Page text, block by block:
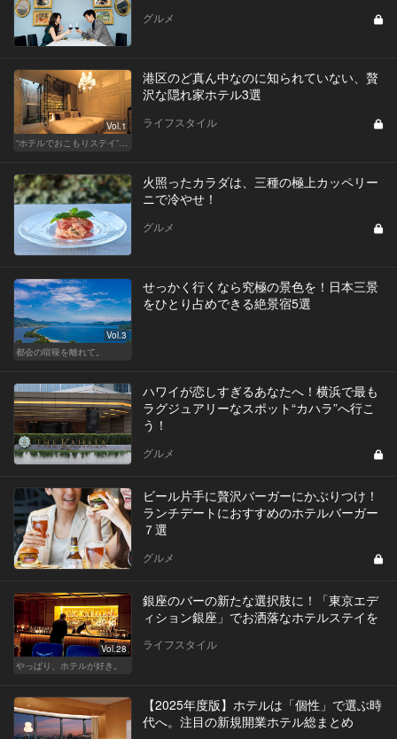
グルメ
Vol.1
“ホテルでおこもりステイ”が大人デートに最高の選択だ
港区のど真ん中なのに知られていない、贅
沢な隠れ家ホテル3選
ライフスタイル
火照ったカラダは、三種の極上カッペリー
ニで冷やせ！
グルメ
Vol.3
都会の喧噪を離れて。
せっかく行くなら究極の景色を！日本三景
をひとり占めできる絶景宿5選
ハワイが恋しすぎるあなたへ！横浜で最も
ラグジュアリーなスポット“カハラ”へ行こ
う！
グルメ
ビール片手に贅沢バーガーにかぶりつけ！
ランチデートにおすすめのホテルバーガー
７選
グルメ
Vol.28
やっぱり、ホテルが好き。
銀座のバーの新たな選択肢に！「東京エデ
ィション銀座」でお洒落なホテルステイを
ライフスタイル
【2025年度版】ホテルは「個性」で選ぶ時
代へ。注目の新規開業ホテル総まとめ